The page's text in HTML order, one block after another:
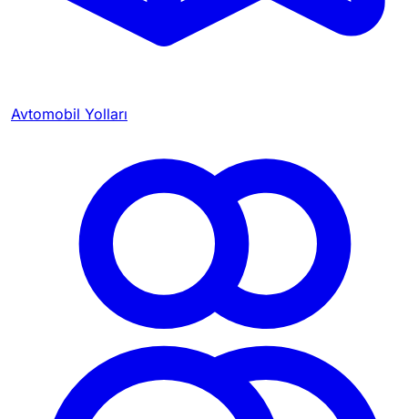
Avtomobil Yolları